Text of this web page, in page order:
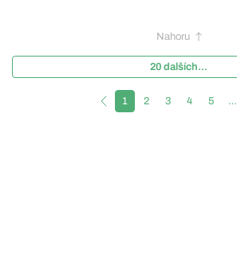
Nahoru
20 dalších...
1 2 3 4 5 …